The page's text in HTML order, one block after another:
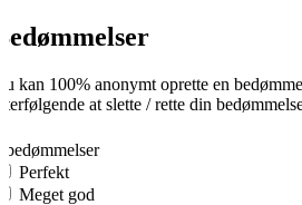
kan 100% anonymt oprette en
at slette / rette din
bedømmelser
Perfekt
Meget god